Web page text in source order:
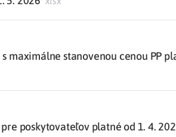
maximálne stanovenou cenou PP
poskytovateľov platné od 1. 4.